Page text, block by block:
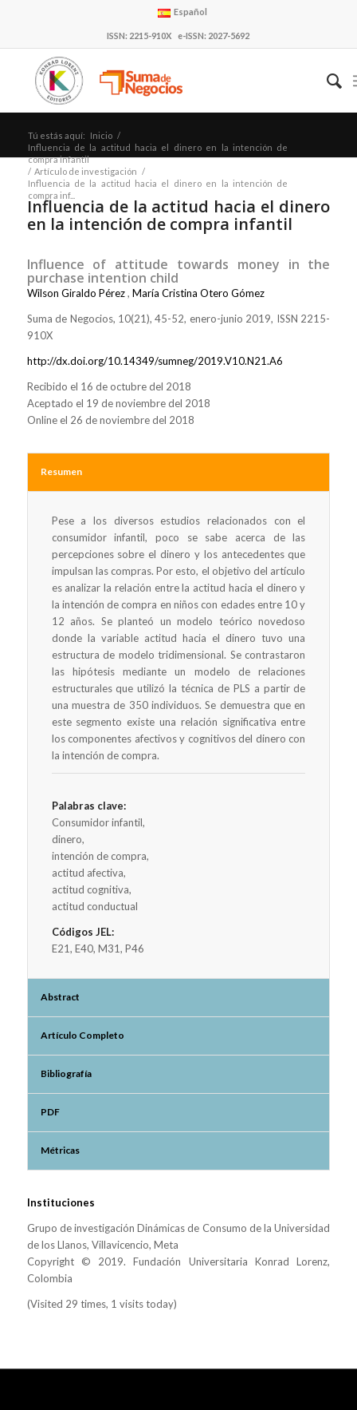
Español
ISSN: 2215-910X e-ISSN: 2027-5692
Tú estás aquí: Inicio /
Influencia de la actitud hacia el dinero en la intención de
compra infantil
/ Artículo de investigación /
Influencia de la actitud hacia el dinero en la intención de
compra inf...
Influencia de la actitud hacia el dinero
en la intención de compra infantil
Influence of attitude towards money in the
purchase intention child
Wilson Giraldo Pérez, María Cristina Otero Gómez
Suma de Negocios, 10(21), 45-52, enero-junio 2019, ISSN 2215-
910X
http://dx.doi.org/10.14349/sumneg/2019.V10.N21.A6
Recibido el 16 de octubre del 2018
Aceptado el 19 de noviembre del 2018
Online el 26 de noviembre del 2018
Resumen
Pese a los diversos estudios relacionados con el
consumidor infantil, poco se sabe acerca de las
percepciones sobre el dinero y los antecedentes que
impulsan las compras. Por esto, el objetivo del artículo
es analizar la relación entre la actitud hacia el dinero y
la intención de compra en niños con edades entre 10 y
12 años. Se planteó un modelo teórico novedoso
donde la variable actitud hacia el dinero tuvo una
estructura de modelo tridimensional. Se contrastaron
las hipótesis mediante un modelo de relaciones
estructurales que utilizó la técnica de PLS a partir de
una muestra de 350 individuos. Se demuestra que en
este segmento existe una relación significativa entre
los componentes afectivos y cognitivos del dinero con
la intención de compra.
Palabras clave:
Consumidor infantil,
dinero,
intención de compra,
actitud afectiva,
actitud cognitiva,
actitud conductual
Códigos JEL:
E21, E40, M31, P46
Abstract
Artículo Completo
Bibliografía
PDF
Métricas
Instituciones
Grupo de investigación Dinámicas de Consumo de la Universidad
de los Llanos, Villavicencio, Meta
Copyright © 2019. Fundación Universitaria Konrad Lorenz,
Colombia
(Visited 29 times, 1 visits today)